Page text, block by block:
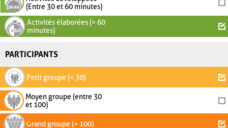
(Entre 30 et 60 minutes)
Activités élaborées (> 60
minutes)
PARTICIPANTS
Petit groupe (< 30)
Moyen groupe (entre 30
et 100)
Grand groupe (> 100)